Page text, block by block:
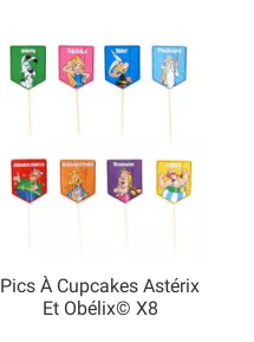
Pics À Cupcakes Astérix
Et Obélix© X8